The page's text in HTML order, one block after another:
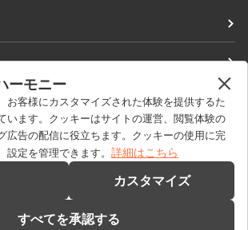
sales@onlyoffice.com
ーモニー
お客様にカスタマイズされた体験を提供するた
います。クッキーはサイトの運営、閲覧体験の
広告の配信に役立ちます。クッキーの使用に完
定を管理できます。 詳細はこちら
カスタマイズ
すべてを承認する